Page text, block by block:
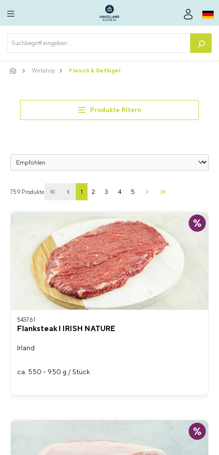
Webshop Fleisch & Geflügel
Produkte filtern
759 Produkte 1 2 3 4 5
543761
Flanksteak I IRISH NATURE
Irland
ca. 550 - 950 g / Stück